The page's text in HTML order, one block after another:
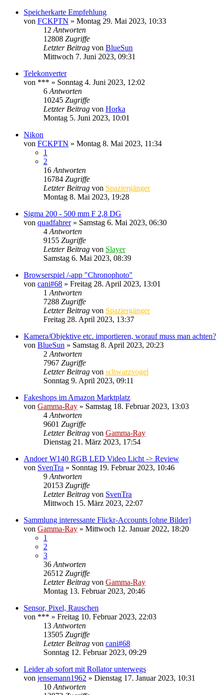
Speicherkarte Empfehlung
von FCKPTN » Montag 29. Mai 2023, 10:33
12 Antworten
12808 Zugriffe
Letzter Beitrag von BlueSun
Mittwoch 7. Juni 2023, 09:31
Telekonverter
von *** » Sonntag 4. Juni 2023, 12:02
6 Antworten
10245 Zugriffe
Letzter Beitrag von Horka
Montag 5. Juni 2023, 10:01
Nikon
von FCKPTN » Montag 8. Mai 2023, 11:34
1
2
16 Antworten
16784 Zugriffe
Letzter Beitrag von Spaziergänger
Montag 8. Mai 2023, 19:28
Sigma 200 - 500 mm F 2,8 DG
von quadfahrer» Samstag 6. Mai 2023, 06:30
4 Antworten
9155 Zugriffe
Letzter Beitrag von Slayer
Samstag 6. Mai 2023, 08:39
Browserspiel /-app "Chronophoto"
von cani#68 » Freitag 28. April 2023, 13:01
1 Antworten
7288 Zugriffe
Letzter Beitrag von Spaziergänger
Freitag 28. April 2023, 13:37
Kamera/Objektive etc. importieren, worauf muss man achten?
von BlueSun » Samstag 8. April 2023, 20:23
2 Antworten
7967 Zugriffe
Letzter Beitrag von schwarzvogel
Sonntag 9. April 2023, 09:11
Fakeshops im Amazon Marktplatz
von Gamma-Ray » Samstag 18. Februar 2023, 13:03
4 Antworten
9601 Zugriffe
Letzter Beitrag von Gamma-Ray
Dienstag 21. März 2023, 17:54
Andoer W140 RGB LED Video Licht -> Review
von SvenTra » Sonntag 19. Februar 2023, 10:46
9 Antworten
20153 Zugriffe
Letzter Beitrag von SvenTra
Mittwoch 15. März 2023, 22:07
Sammlung interessante Flickr-Accounts [ohne Bilder]
von Gamma-Ray » Mittwoch 12. Januar 2022, 18:20
1
2
3
36 Antworten
26512 Zugriffe
Letzter Beitrag von Gamma-Ray
Montag 13. Februar 2023, 20:46
Sensor, Pixel, Rauschen
von *** » Freitag 10. Februar 2023, 22:03
13 Antworten
13505 Zugriffe
Letzter Beitrag von cani#68
Sonntag 12. Februar 2023, 09:29
Leider ab sofort mit Rollator unterwegs
von jensemann1962 » Dienstag 17. Januar 2023, 10:31
10 Antworten